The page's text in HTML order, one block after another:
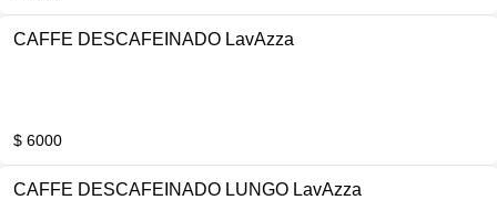
CAFFE DESCAFEINADO LavAzza
$ 6000
CAFFE DESCAFEINADO LUNGO LavAzza